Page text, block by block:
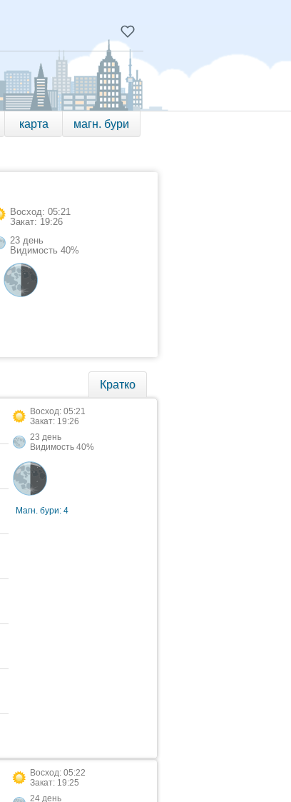
карта магн. бури
Восход: 05:21
Закат: 19:26
23 день
Видимость 40%
Кратко
Восход: 05:21
Закат: 19:26
23 день
Видимость 40%
Магн. бури: 4
Восход: 05:22
Закат: 19:25
24 день